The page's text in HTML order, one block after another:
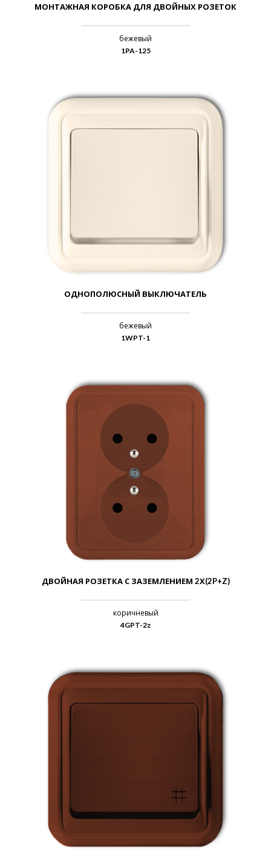
МОНТАЖНАЯ КОРОБКА ДЛЯ ДВОЙНЫХ РОЗЕТОК
бежевый
1PA-125
ОДНОПОЛЮСНЫЙ ВЫКЛЮЧАТЕЛЬ
бежевый
1WPT-1
ДВОЙНАЯ РОЗЕТКА С ЗАЗЕМЛЕНИЕМ 2Х(2P+Z)
коричневый
4GPT-2z